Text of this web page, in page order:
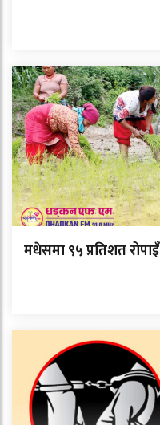
मधेसमा ९५ प्रतिशत रोपाइँ